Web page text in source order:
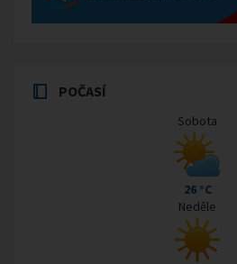
POČASÍ
Sobota
26 °C
Neděle